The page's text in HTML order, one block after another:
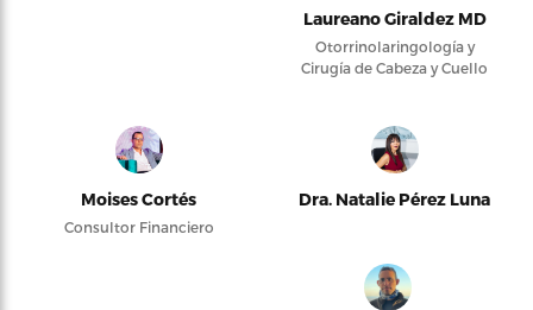
Laureano Giraldez MD
Otorrinolaringología y
Cirugía de Cabeza y Cuello
Moises Cortés
Consultor Financiero
Dra. Natalie Pérez Luna